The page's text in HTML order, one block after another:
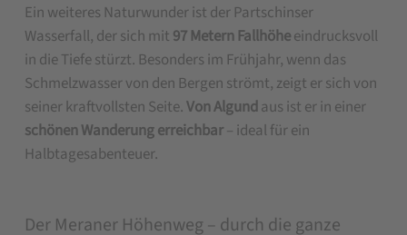
Ein weiteres Naturwunder ist der Partschinser
Wasserfall, der sich mit 97 Metern Fallhöheeindrucksvoll
in die Tiefe stürzt. Besonders im Frühjahr, wenn das
Schmelzwasser von den Bergen strömt, zeigt er sich von
seiner kraftvollsten Seite.Von Algundaus ist er in einer
schönen Wanderung erreichbar– ideal für ein
Halbtagesabenteuer.
Der Meraner Höhenweg – durch die ganze